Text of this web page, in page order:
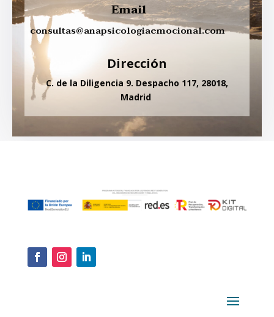
Email
consultas@anapsicologiaemocional.com
Dirección
C. de la Diligencia 9. Despacho 117, 28018,
Madrid